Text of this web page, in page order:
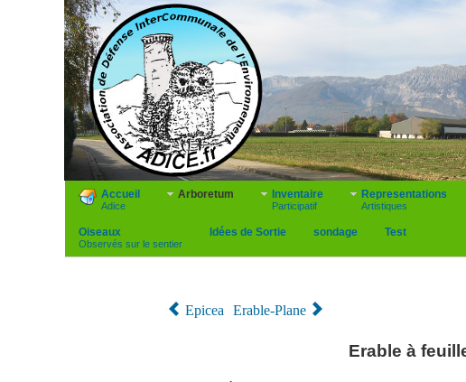
Accueil
Adice
Arboretum Inventaire
Participatif
Representations
Artistiques
Oiseaux
Observés sur le sentier
Idées de Sortie sondage Test
Epicea Erable-Plane
Erable à